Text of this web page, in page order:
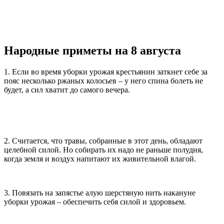
Народные приметы на 8 августа
1. Если во время уборки урожая крестьянин заткнет себе за
пояс несколько ржаных колосьев – у него спина болеть не
будет, а сил хватит до самого вечера.
2. Считается, что травы, собранные в этот день, обладают
целебной силой. Но собирать их надо не раньше полудня,
когда земля и воздух напитают их живительной влагой.
3. Повязать на запястье алую шерстяную нить накануне
уборки урожая – обеспечить себя силой и здоровьем.